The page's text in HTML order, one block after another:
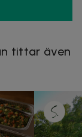
tittar även